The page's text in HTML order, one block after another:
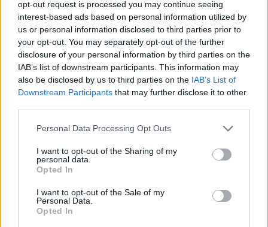
opt-out request is processed you may continue seeing
interest-based ads based on personal information utilized by
us or personal information disclosed to third parties prior to
your opt-out. You may separately opt-out of the further
disclosure of your personal information by third parties on the
IAB’s list of downstream participants. This information may
also be disclosed by us to third parties on the IAB’s List of
Downstream Participants that may further disclose it to other
Personal Data Processing Opt Outs
I want to opt-out of the Sharing of my
personal data.
Opted In
I want to opt-out of the Sale of my
Personal Data.
Opted In
Brentino Belluno (26)
Brenzone sul Garda (73)
Bussolengo (561)
Buttapietra (117)
Castelnuovo del Garda (347)